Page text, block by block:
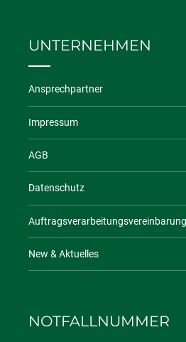
UNTERNEHMEN
Ansprechpartner
Impressum
AGB
Datenschutz
Auftragsverarbeitungsvereinbarung
New & Aktuelles
NOTFALLNUMMER